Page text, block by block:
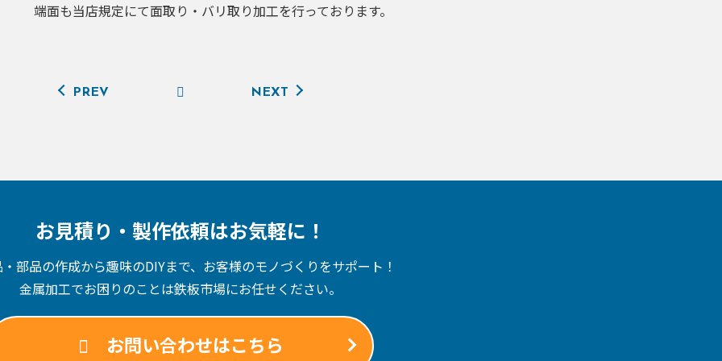
端面も当店規定にて面取り・バリ取り加工を行っております。
PREV NEXT
お見積り・製作依頼はお気軽に！
部品の作成から趣味のDIYまで、 お客様のモノづくりをサポート！
金属加工でお困りのことは鉄板市場にお任せください。
お問い合わせはこちら